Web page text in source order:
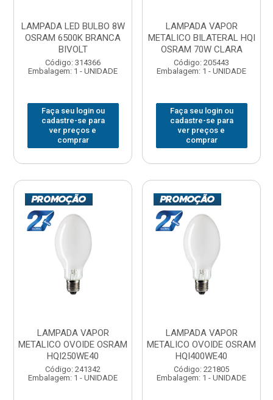
LAMPADA LED BULBO 8W
OSRAM 6500K BRANCA
BIVOLT
Código: 314366
Embalagem: 1 - UNIDADE
Faça seu login ou
cadastre-se para
ver preços e
comprar
LAMPADA VAPOR
METALICO BILATERAL HQI
OSRAM 70W CLARA
Código: 205443
Embalagem: 1 - UNIDADE
Faça seu login ou
cadastre-se para
ver preços e
comprar
LAMPADA VAPOR
METALICO OVOIDE OSRAM
HQI250WE40
Código: 241342
Embalagem: 1 - UNIDADE
LAMPADA VAPOR
METALICO OVOIDE OSRAM
HQI400WE40
Código: 221805
Embalagem: 1 - UNIDADE